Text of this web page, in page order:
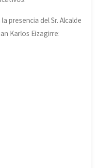
presencia del Sr. Alcalde
Karlos Eizagirre: